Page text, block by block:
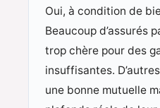
Oui, à condition de
Beaucoup d’assurés
trop chère pour des
insuffisantes.
une bonne mutuelle